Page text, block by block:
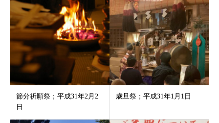
節分祈願祭；平成31年2月2
日
歳旦祭；平成31年1月1日